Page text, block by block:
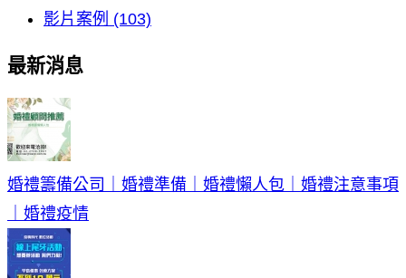
影片案例 (103)
最新消息
婚禮籌備公司｜婚禮準備｜婚禮懶人包｜婚禮注意事項
｜婚禮疫情